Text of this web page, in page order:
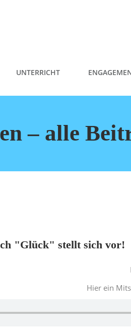
UNTERRICHT
– alle
"Glück" stellt sich vor!
Hier ein